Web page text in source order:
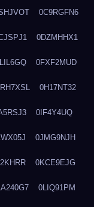
0C9RGFN6
0DZMHHX1
0FXF2MUD
0H17NT32
0IF4Y4UQ
0JMG9NJH
0KCE9EJG
0LIQ91PM